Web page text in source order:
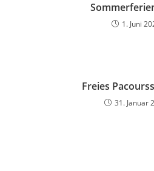
1. Juni
Freies
31. Januar